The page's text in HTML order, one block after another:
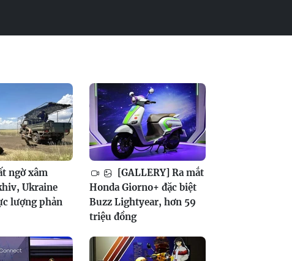
ngờ xâm
Ukraine
lượng phản
[GALLERY] Ra mắt
Honda Giorno+ đặc biệt
Buzz Lightyear, hơn 59
triệu đồng